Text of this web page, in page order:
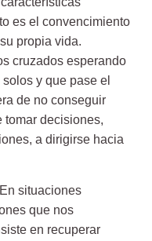
es el convencimiento
propia vida.
cruzados esperando
y que pase el
de no conseguir
tomar decisiones,
a dirigirse hacia
En situaciones
que nos
en recuperar